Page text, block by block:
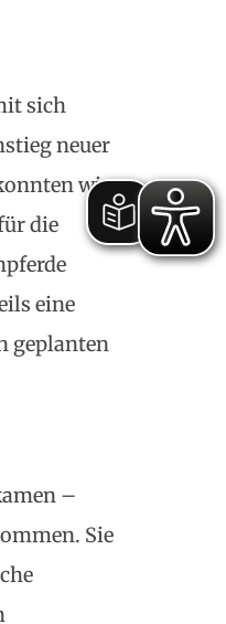
sich
neuer
wir
die
eine
geplanten
–
Sie